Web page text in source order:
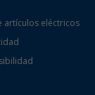
artículos eléctricos